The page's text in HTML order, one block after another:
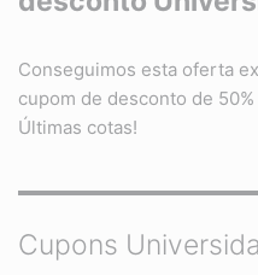
Conseguimos esta oferta
cupom de desconto de
Últimas cotas!
Cupons